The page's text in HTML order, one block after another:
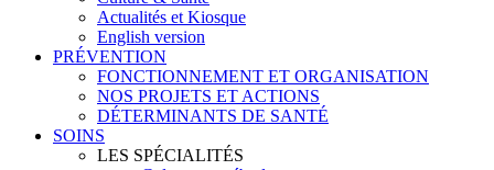
Actualités et Kiosque
English version
PRÉVENTION
FONCTIONNEMENT ET ORGANISATION
NOS PROJETS ET ACTIONS
DÉTERMINANTS DE SANTÉ
SOINS
LES SPÉCIALITÉS